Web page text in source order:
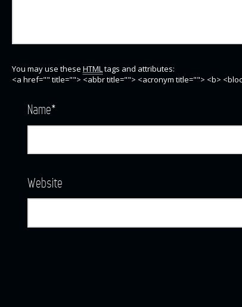
You may use these HTMLtags and attributes:
<a href="" title=""> <abbr title=""> <acronym title=""> <b>
Name*
Website